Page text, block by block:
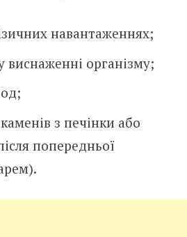
навантаженнях;
виснаженні організму;
з печінки або
попередньої